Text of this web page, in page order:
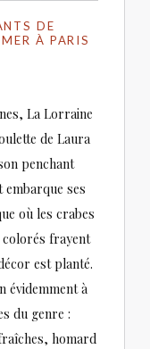
DE
À PARIS
La Lorraine
de Laura
penchant
ses
où les crabes
colorés frayent
est planté.
évidemment à
du genre :
homard